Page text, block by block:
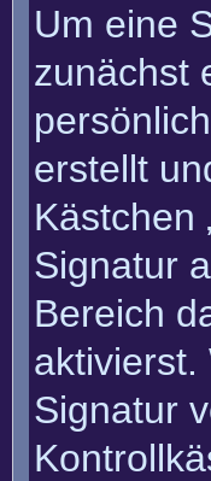
Um eine
zunächst
erstellt
Kästchen
Signatur
Bereich
aktivierst.
Signatur